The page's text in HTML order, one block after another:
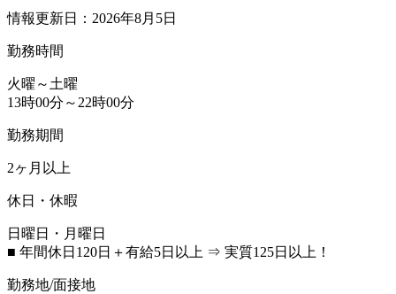
情報更新日：2026年8月5日
勤務時間
火曜～土曜
13時00分～22時00分
勤務期間
2ヶ月以上
休日・休暇
日曜日・月曜日
■ 年間休日120日＋有給5日以上 ⇒ 実質125日以上！
勤務地/面接地